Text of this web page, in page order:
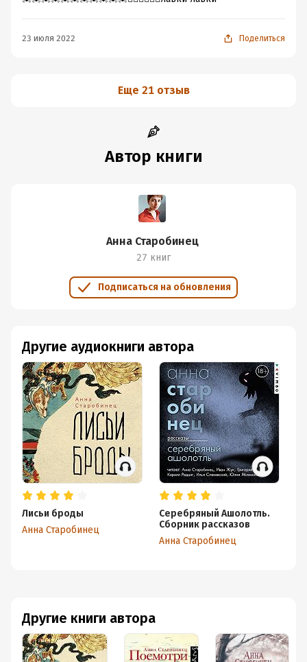
23 июля 2022 Поделиться
Еще 21 отзыв
Автор книги
Анна Старобинец
27 книг
Подписаться на обновления
Другие книги автора
Другие аудиокниги автора
Лисьи броды
Анна Старобинец
Серебряный Ашолотль.
Сборник рассказов
Анна Старобинец